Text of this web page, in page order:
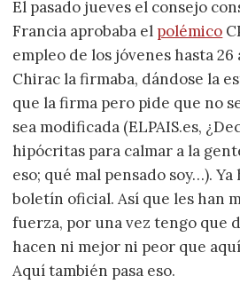
El pasado jueves el consejo
Francia aprobaba el polémico
empleo de los jóvenes hasta 26
Chirac la firmaba, dándose la
que la firma pero pide que no
sea modificada (ELPAIS.es,
hipócritas para calmar a la
eso; qué mal pensado soy…).
boletín oficial. Así que les han
fuerza, por una vez tengo que
hacen ni mejor ni peor que
Aquí también pasa eso.